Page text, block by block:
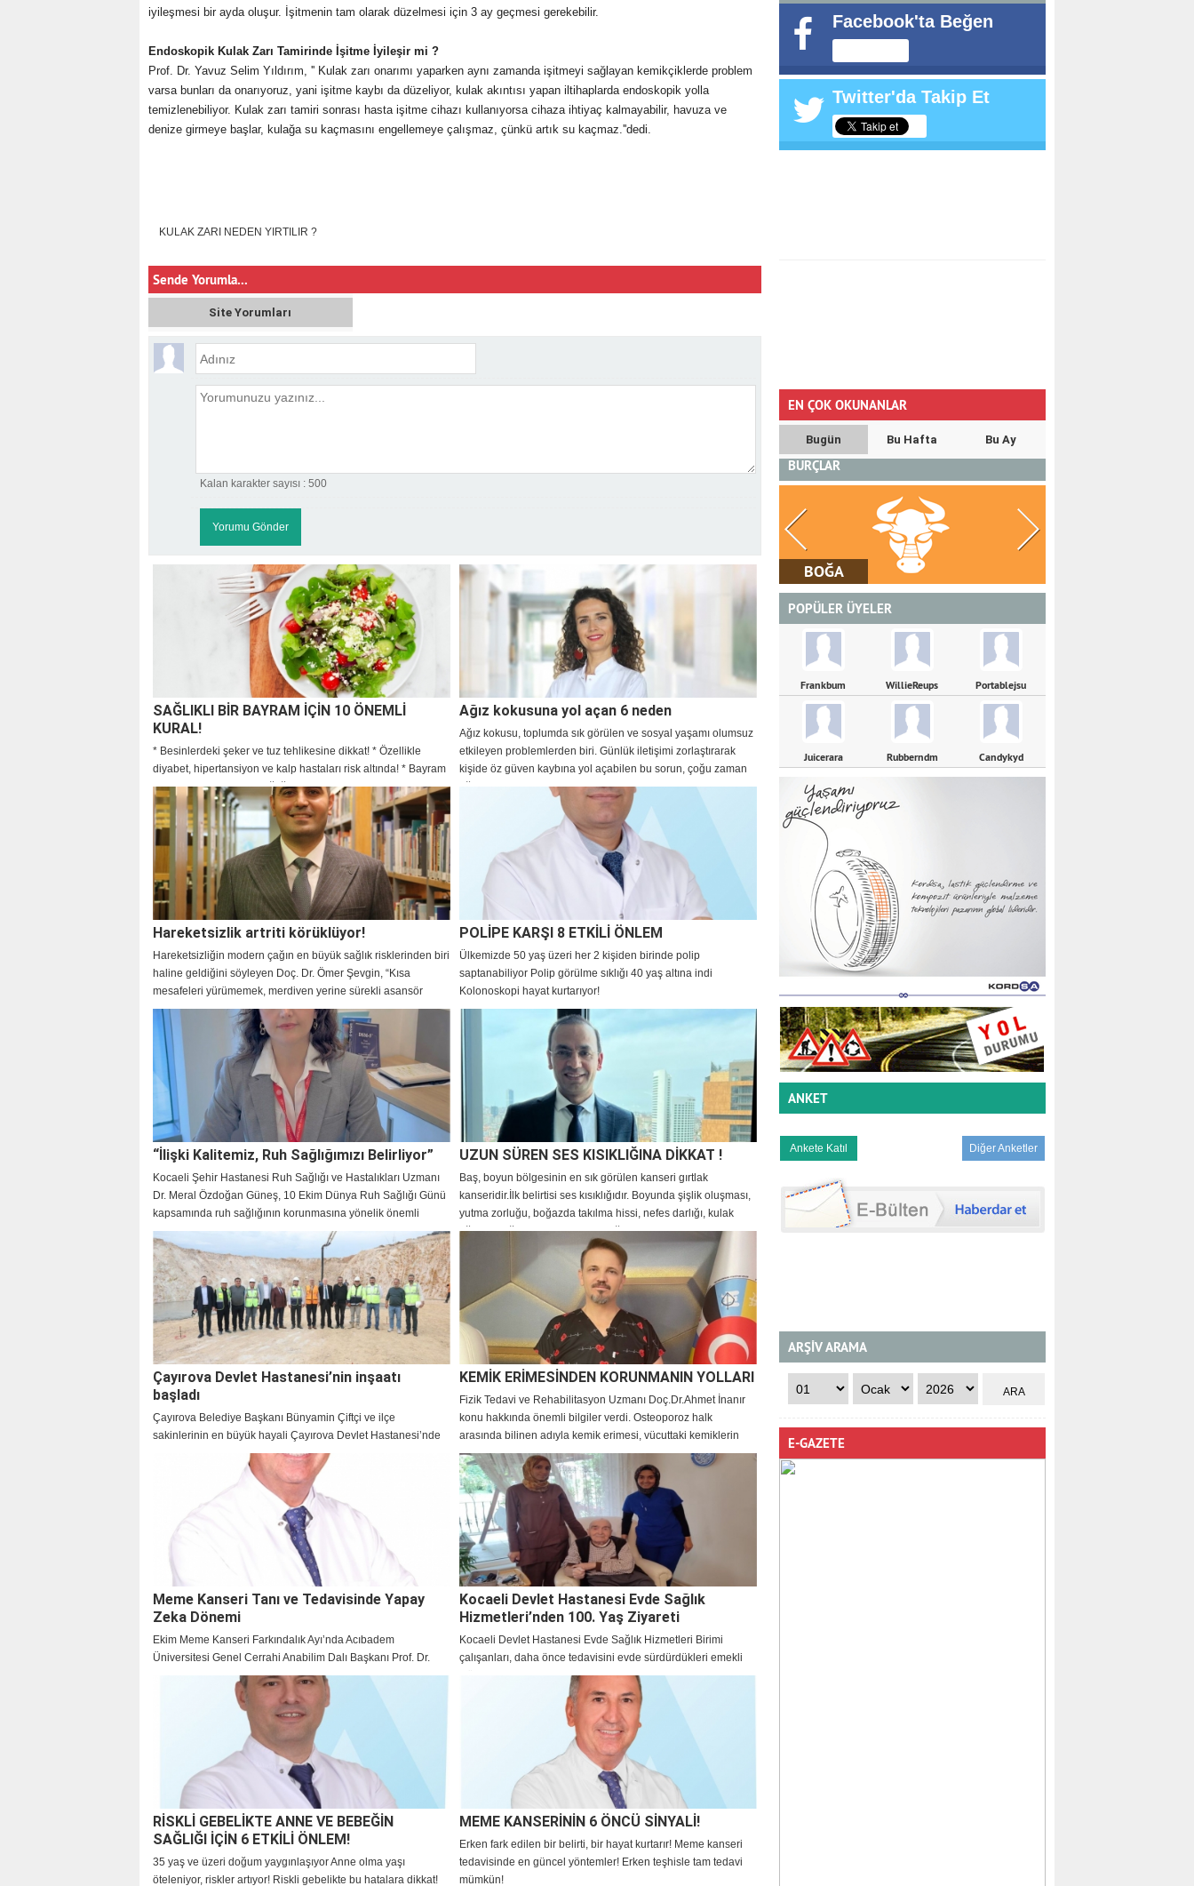
iyileşmesi bir ayda oluşur. İşitmenin tam olarak düzelmesi için 3 ay geçmesi gerekebilir.
Endoskopik Kulak Zarı Tamirinde İşitme İyileşir mi ?
Prof. Dr. Yavuz Selim Yıldırım, '' Kulak zarı onarımı yaparken aynı zamanda işitmeyi sağlayan kemikçiklerde problem
varsa bunları da onarıyoruz, yani işitme kaybı da düzeliyor, kulak akıntısı yapan iltihaplarda endoskopik yolla
temizlenebiliyor. Kulak zarı tamiri sonrası hasta işitme cihazı kullanıyorsa cihaza ihtiyaç kalmayabilir, havuza ve
denize girmeye başlar, kulağa su kaçmasını engellemeye çalışmaz, çünkü artık su kaçmaz.''dedi.
KULAK ZARI NEDEN YIRTILIR ?
Sende Yorumla...
Site Yorumları
Kalan karakter sayısı : 500
SAĞLIKLI BİR BAYRAM İÇİN 10 ÖNEMLİ
KURAL!
* Besinlerdeki şeker ve tuz tehlikesine dikkat! * Özellikle
diyabet, hipertansiyon ve kalp hastaları risk altında! * Bayram
sofralarındaki hatalar sağlığınızı tehdit ediyor!
Ağız kokusuna yol açan 6 neden
Ağız kokusu, toplumda sık görülen ve sosyal yaşamı olumsuz
etkileyen problemlerden biri. Günlük iletişimi zorlaştırarak
kişide öz güven kaybına yol açabilen bu sorun, çoğu zaman
ağız hijyeni eksikliklerinden kaynaklansa da bazı durumlarda,
altta yatan farklı sağlık sorunlarının da habercisi olabiliyor.
Toplum Ağız ve Diş Sağlığı Haftası kapsamında
değerlendirmede bulunan Anadolu Sağlık Merkezi
Hastanesi’nden Diş Hekimi Arzu Tekkeli, “Ağız kokusu
yalnızca diş çürükleri veya diş taşı gibi ağız içi problemlerden
değil; reflü, sinüzit, diyabet ya da bademcik taşı gibi sistemik
rahatsızlıklardan da meydana gelebiliyor. Bu yüzden, kişide
geçmeyen bir ağız kokusu varsa bir uzmana görünmesi
önemli” dedi.
Hareketsizlik artriti körüklüyor!
Hareketsizliğin modern çağın en büyük sağlık risklerinden biri
haline geldiğini söyleyen Doç. Dr. Ömer Şevgin, “Kısa
mesafeleri yürümemek, merdiven yerine sürekli asansör
kullanmak, TV karşısında saatlerce oturmak bizi
hareketsizleştirip hastalığa, obez olmaya, tembelleşmeye
doğru sürüklüyor. Elbette masa başı çalışmada hareketsiz
yaşamı tetikleyen en büyük etmenlerden biri.” dedi. Artritin
kadınlarda erkeklere oranla daha sık görüldüğünü belirten
Doç. Dr. Ömer Şevgin, “Özellikle kadınlarda menopoz sonrası
östrojen hormonunun azalması etkili olmaktadır.” dedi.
POLİPE KARŞI 8 ETKİLİ ÖNLEM
Ülkemizde 50 yaş üzeri her 2 kişiden birinde polip
saptanabiliyor Polip görülme sıklığı 40 yaş altına indi
Kolonoskopi hayat kurtarıyor!
“İlişki Kalitemiz, Ruh Sağlığımızı Belirliyor”
Kocaeli Şehir Hastanesi Ruh Sağlığı ve Hastalıkları Uzmanı
Dr. Meral Özdoğan Güneş, 10 Ekim Dünya Ruh Sağlığı Günü
kapsamında ruh sağlığının korunmasına yönelik önemli
açıklamalarda bulundu.
UZUN SÜREN SES KISIKLIĞINA DİKKAT !
Baş, boyun bölgesinin en sık görülen kanseri gırtlak
kanseridir.İlk belirtisi ses kısıklığıdır. Boyunda şişlik oluşması,
yutma zorluğu, boğazda takılma hissi, nefes darlığı, kulak
ağrısı ve ağızdan kan gelmesi diğer belirtiler arasındadır.
Çayırova Devlet Hastanesi’nin inşaatı
başladı
Çayırova Belediye Başkanı Bünyamin Çiftçi ve ilçe
sakinlerinin en büyük hayali Çayırova Devlet Hastanesi’nde
inşaat resmen başladı. Hastane şantiye alanında ilk gro beton
serimi yapılırken, konu hakkında açıklamalarda bulunan
Başkan Çiftçi, “Hayalimiz gerçeğe dönüşüyor” dedi.
KEMİK ERİMESİNDEN KORUNMANIN YOLLARI
Fizik Tedavi ve Rehabilitasyon Uzmanı Doç.Dr.Ahmet İnanır
konu hakkında önemli bilgiler verdi. Osteoporoz halk
arasında bilinen adıyla kemik erimesi, vücuttaki kemiklerin
sertliklerinin azalması sonucunda zayıf ve kırılabilir hale
gelmeleri ile ortaya çıkmakta olup en sık karşılaşılan kemik
hastalığıdır.
Meme Kanseri Tanı ve Tedavisinde Yapay
Zeka Dönemi
Ekim Meme Kanseri Farkındalık Ayı’nda Acıbadem
Üniversitesi Genel Cerrahi Anabilim Dalı Başkanı Prof. Dr.
Cihan Uras’tan meme kanseriyle ilgili son gelişmeler
Kocaeli Devlet Hastanesi Evde Sağlık
Hizmetleri’nden 100. Yaş Ziyareti
Kocaeli Devlet Hastanesi Evde Sağlık Hizmetleri Birimi
çalışanları, daha önce tedavisini evde sürdürdükleri emekli
Göz Hastalıkları Uzmanı Dr. Ali Şener’i 100. yaşında yalnız
RİSKLİ GEBELİKTE ANNE VE BEBEĞİN
SAĞLIĞI İÇİN 6 ETKİLİ ÖNLEM!
35 yaş ve üzeri doğum yaygınlaşıyor Anne olma yaşı
öteleniyor, riskler artıyor! Riskli gebelikte bu hatalara dikkat!
MEME KANSERİNİN 6 ÖNCÜ SİNYALİ!
Erken fark edilen bir belirti, bir hayat kurtarır! Meme kanseri
tedavisinde en güncel yöntemler! Erken teşhisle tam tedavi
mümkün!
Facebook'ta Beğen
Twitter'da Takip Et
EN ÇOK OKUNANLAR
Bugün Bu Hafta Bu Ay
BURÇLAR
KOÇ İKİZLER
POPÜLER ÜYELER
Frankbum WillieReups Portablejsu
Juicerara Rubberndm Candykyd
ANKET
Diğer Anketler
ARŞİV ARAMA
E-GAZETE